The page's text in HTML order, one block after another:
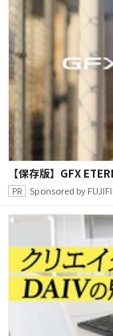
【保存版】GFX
Sponsored by